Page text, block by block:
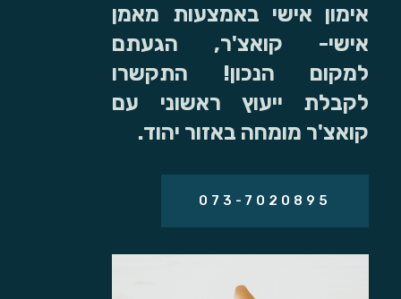
אימון אישי באמצעות מאמן
אישי- קואצ'ר, הגעתם
למקום הנכון! התקשרו
לקבלת ייעוץ ראשוני עם
קואצ'ר מומחה באזור יהוד.
073-7020895